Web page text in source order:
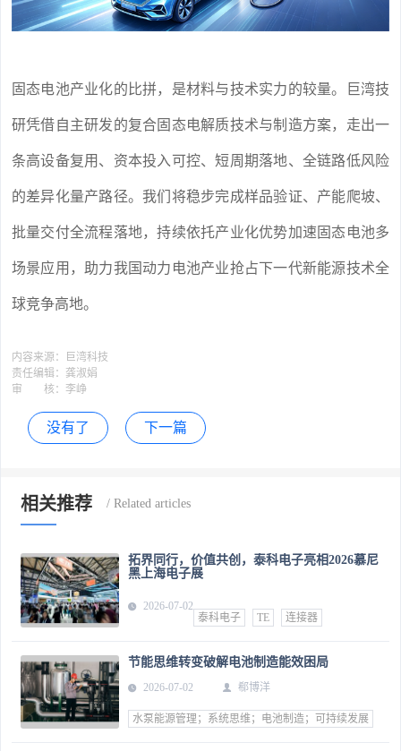
固态电池产业化的比拼，是材料与技术实力的较量。 巨湾技
研凭借自主研发的复合固态电解质技术与制造方案，走出一
条高设备复用、资本投入可控、短周期落地、全链路低风险
的差异化量产路径。我们将稳步完成样品验证、 产能爬坡、
批量交付全流程落地，持续依托产业化优势加速固态电池多
场景应用，助力我国动力电池产业抢占下一代新能源技术全
球竞争高地。
内容来源：
巨湾科技
责任编辑： 龚淑娟
审 核： 李峥
没有了 下一篇
相关推荐
拓界同行，价值共创，泰科电子亮相2026慕尼
黑上海电子展
2026-07-02
泰科电子
TE 连接器
节能思维转变破解电池制造能效困局
2026-07-02 郗博洋
水泵能源管理；系统思维；电池制造；可持续发展